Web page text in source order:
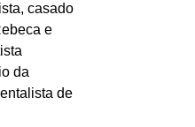
casado
e
da
de